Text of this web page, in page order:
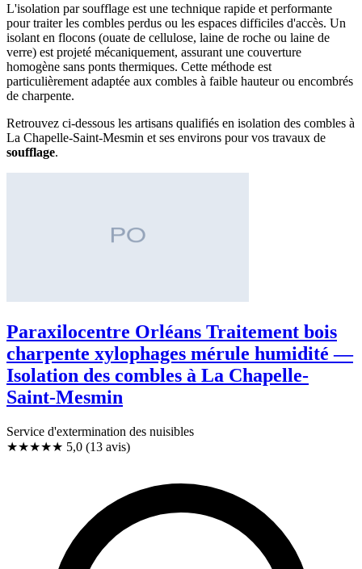
L'isolation par soufflage est une technique rapide et performante
pour traiter les combles perdus ou les espaces difficiles d'accès. Un
isolant en flocons (ouate de cellulose, laine de roche ou laine de
verre) est projeté mécaniquement, assurant une couverture
homogène sans ponts thermiques. Cette méthode est
particulièrement adaptée aux combles à faible hauteur ou encombrés
de charpente.
Retrouvez ci-dessous les artisans qualifiés en isolation des combles à
La Chapelle-Saint-Mesmin et ses environs pour vos travaux de
soufflage.
Paraxilocentre Orléans Traitement bois
charpente xylophages mérule humidité —
Isolation des combles à La Chapelle-
Saint-Mesmin
Service d'extermination des nuisibles
★★★★★ 5,0 (13 avis)